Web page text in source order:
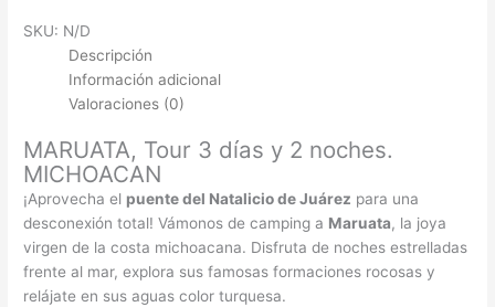
SKU: N/D
Descripción
Información adicional
Valoraciones (0)
MARUATA, Tour 3 días y 2 noches.
MICHOACAN
¡Aprovecha el puente del Natalicio de Juárez para una
desconexión total! Vámonos de camping a Maruata, la joya
virgen de la costa michoacana. Disfruta de noches estrelladas
frente al mar, explora sus famosas formaciones rocosas y
relájate en sus aguas color turquesa.